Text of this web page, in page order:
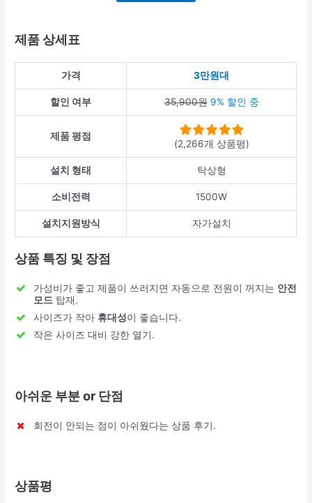
제품 상세표
가격 3만원대
할인 여부 35,900원 9% 할인 중
제품 평점
(2,266개 상품평)
설치 형태 탁상형
소비전력 1500W
설치지원방식 자가설치
상품 특징 및 장점
가성비가 좋고 제품이 쓰러지면 자동으로 전원이 꺼지는 안전
모드 탑재.
사이즈가 작아 휴대성이 좋습니다.
작은 사이즈 대비 강한 열기.
아쉬운 부분 or 단점
회전이 안되는 점이 아쉬웠다는 상품 후기.
상품평